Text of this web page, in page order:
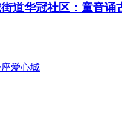
道华冠社区：童音诵
爱心城